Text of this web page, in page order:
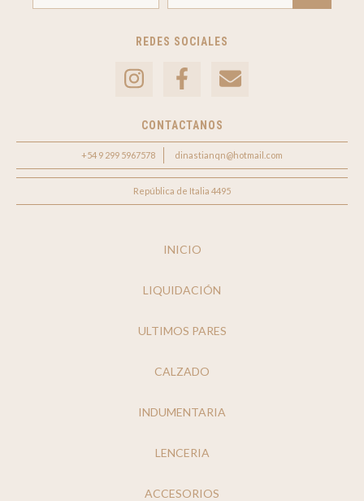
REDES SOCIALES
CONTACTANOS
+54 9 299 5967578 dinastianqn@hotmail.com
República de Italia 4495
INICIO
LIQUIDACIÓN
ULTIMOS PARES
CALZADO
INDUMENTARIA
LENCERIA
ACCESORIOS